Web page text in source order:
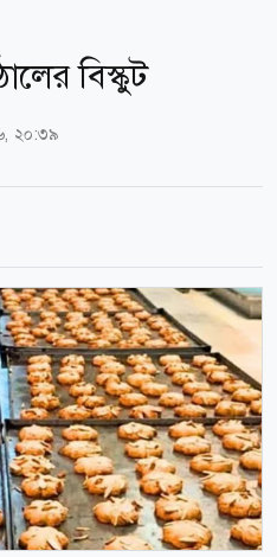
বিস্কুট
২০:৩৯